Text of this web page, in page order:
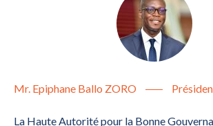
Mr. Epiphane Ballo ZORO
La Haute Autorité pour la Bonne